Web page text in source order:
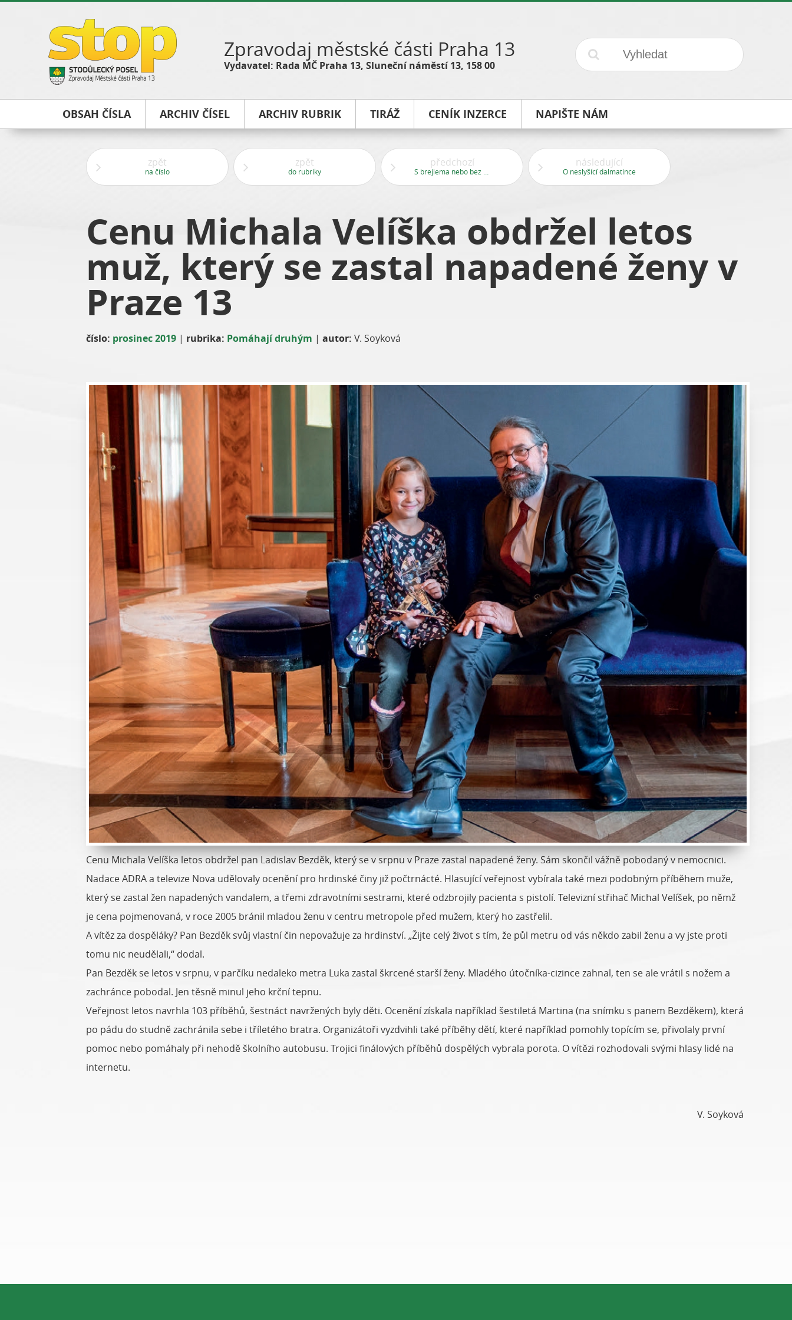
Zpravodaj městské části Praha 13
Vydavatel: Rada MČ Praha 13, Sluneční náměstí 13, 158 00
OBSAH ČÍSLA ARCHIV ČÍSEL ARCHIV RUBRIK TIRÁŽ CENÍK INZERCE NAPIŠTE NÁM
zpět
na číslo
zpět
do rubriky
předchozí následující
O neslyšící dalmatince
Cenu Michala Velíška obdržel letos
muž, který se zastal napadené ženy v
Praze 13
číslo: prosinec 2019 | rubrika: Pomáhají druhým | autor: V. Soyková
Cenu Michala Velíška letos obdržel pan Ladislav Bezděk, který se v srpnu v Praze zastal napadené ženy. Sám skončil vážně pobodaný v nemocnici.
Nadace ADRA a televize Nova udělovaly ocenění pro hrdinské činy již počtrnácté. Hlasující veřejnost vybírala také mezi podobným příběhem muže,
který se zastal žen napadených vandalem, a třemi zdravotními sestrami, které odzbrojily pacienta s pistolí. Televizní střihač Michal Velíšek, po němž
je cena pojmenovaná, v roce 2005 bránil mladou ženu v centru metropole před mužem, který ho zastřelil.
A vítěz za dospěláky? Pan Bezděk svůj vlastní čin nepovažuje za hrdinství. „Žijte celý život s tím, že půl metru od vás někdo zabil ženu a vy jste proti
tomu nic neudělali,“ dodal.
Pan Bezděk se letos v srpnu, v parčíku nedaleko metra Luka zastal škrcené starší ženy. Mladého útočníka-cizince zahnal, ten se ale vrátil s nožem a
zachránce pobodal. Jen těsně minul jeho krční tepnu.
Veřejnost letos navrhla 103 příběhů, šestnáct navržených byly děti. Ocenění získala například šestiletá Martina (na snímku s panem Bezděkem), která
po pádu do studně zachránila sebe i tříletého bratra. Organizátoři vyzdvihli také příběhy dětí, které například pomohly topícím se, přivolaly první
pomoc nebo pomáhaly při nehodě školního autobusu. Trojici finálových příběhů dospělých vybrala porota. O vítězi rozhodovali svými hlasy lidé na
internetu.
V. Soyková